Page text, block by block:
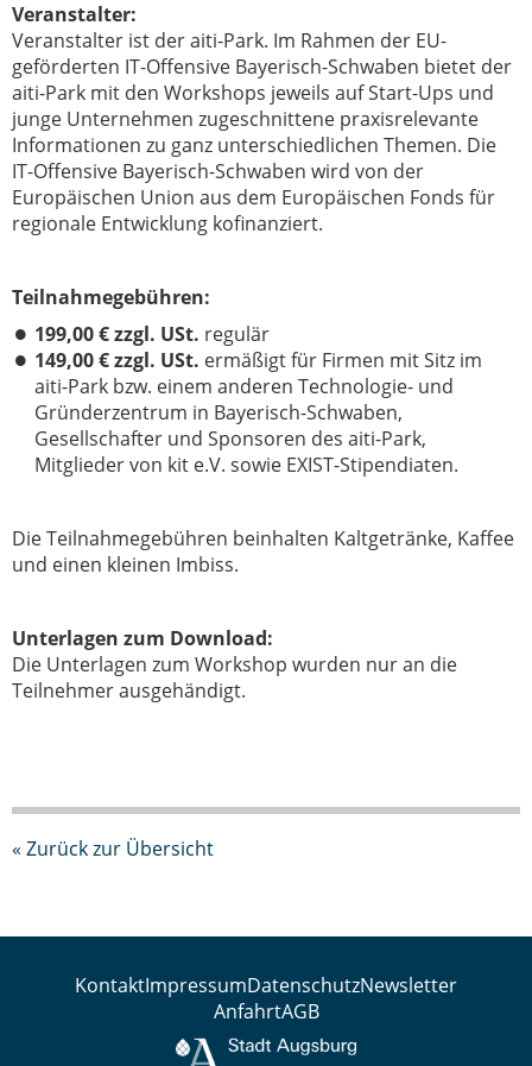
Veranstalter:
Veranstalter ist der aiti-Park. Im Rahmen der EU-
geförderten IT-Offensive Bayerisch-Schwaben bietet der
aiti-Park mit den Workshops jeweils auf Start-Ups und
junge Unternehmen zugeschnittene praxisrelevante
Informationen zu ganz unterschiedlichen Themen. Die
IT-Offensive Bayerisch-Schwaben wird von der
Europäischen Union aus dem Europäischen Fonds für
regionale Entwicklung kofinanziert.
Teilnahmegebühren:
199,00 € zzgl. USt. regulär
149,00 € zzgl. USt. ermäßigt für Firmen mit Sitz im
aiti-Park bzw. einem anderen Technologie- und
Gründerzentrum in Bayerisch-Schwaben,
Gesellschafter und Sponsoren des aiti-Park,
Mitglieder von kit e.V. sowie EXIST-Stipendiaten.
Die Teilnahmegebühren beinhalten Kaltgetränke, Kaffee
und einen kleinen Imbiss.
Unterlagen zum Download:
Die Unterlagen zum Workshop wurden nur an die
Teilnehmer ausgehändigt.
« Zurück zur Übersicht
KontaktImpressumDatenschutzNewsletter
AnfahrtAGB